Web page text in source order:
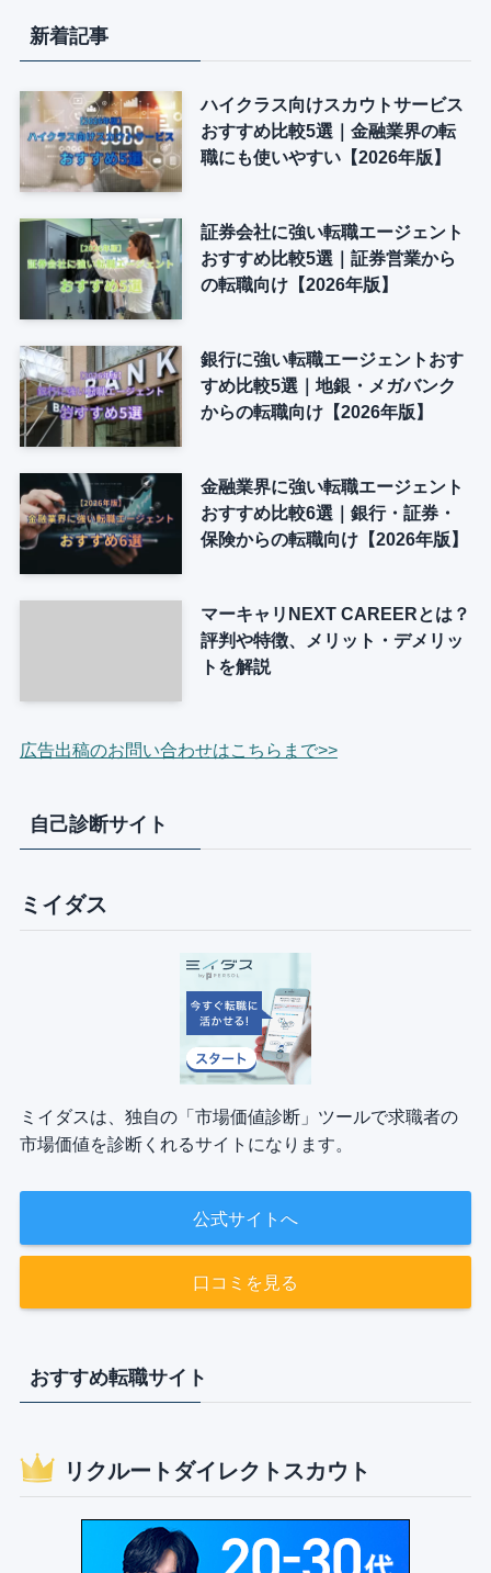
新着記事
ハイクラス向けスカウトサービス
おすすめ比較5選｜金融業界の転
職にも使いやすい【2026年版】
証券会社に強い転職エージェント
おすすめ比較5選｜証券営業から
の転職向け【2026年版】
銀行に強い転職エージェントおす
すめ比較5選｜地銀・メガバンク
からの転職向け【2026年版】
金融業界に強い転職エージェント
おすすめ比較6選｜銀行・証券・
保険からの転職向け【2026年版】
マーキャリNEXT CAREERとは？
評判や特徴、メリット・デメリッ
トを解説
広告出稿のお問い合わせはこちらまで>>
自己診断サイト
ミイダス
ミイダスは、独自の「市場価値診断」ツールで求職者の
市場価値を診断くれるサイトになります。
公式サイトへ
口コミを見る
おすすめ転職サイト
リクルートダイレクトスカウト